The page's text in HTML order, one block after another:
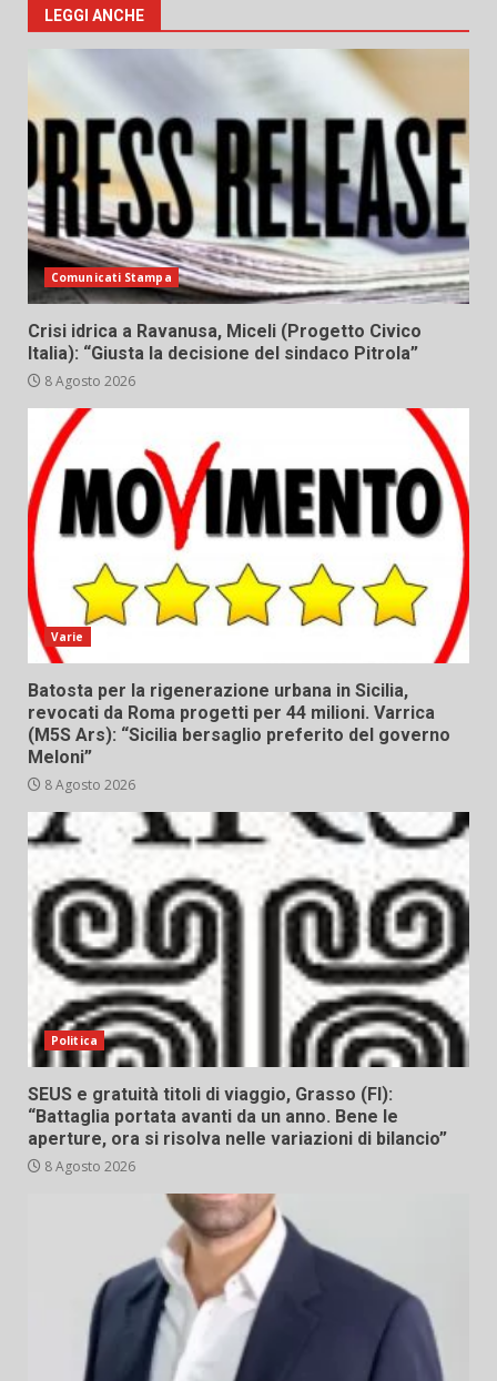
LEGGI ANCHE
Comunicati Stampa
Crisi idrica a Ravanusa, Miceli (Progetto Civico
Italia): “Giusta la decisione del sindaco Pitrola”
8 Agosto 2026
Varie
Batosta per la rigenerazione urbana in Sicilia,
revocati da Roma progetti per 44 milioni. Varrica
(M5S Ars): “Sicilia bersaglio preferito del governo
Meloni”
8 Agosto 2026
Politica
SEUS e gratuità titoli di viaggio, Grasso (FI):
“Battaglia portata avanti da un anno. Bene le
aperture, ora si risolva nelle variazioni di bilancio”
8 Agosto 2026